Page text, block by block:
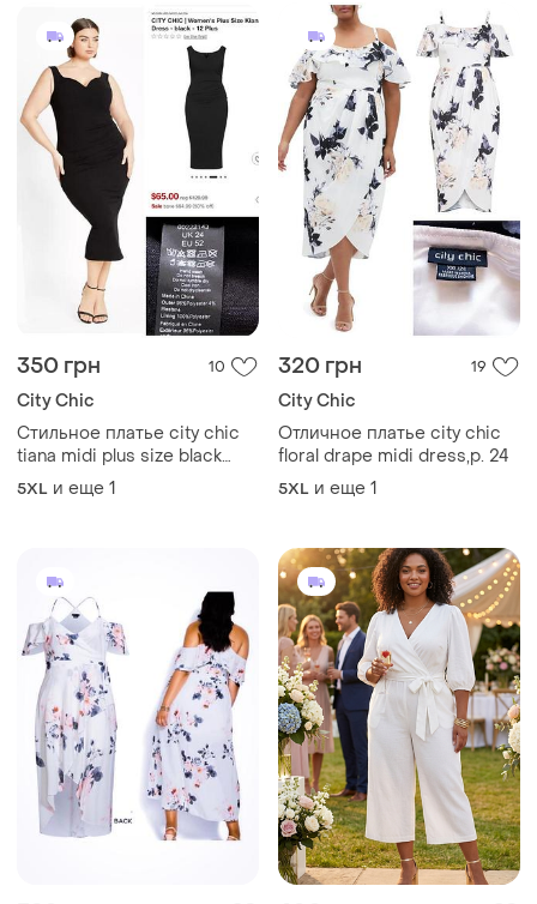
350 грн 10
City Chic
Стильное платье city chic
tiana midi plus size black
dress, p. 22/24
5XL и еще 1
320 грн 19
City Chic
Отличное платье city chic
floral drape midi dress,p. 24
5XL и еще 1